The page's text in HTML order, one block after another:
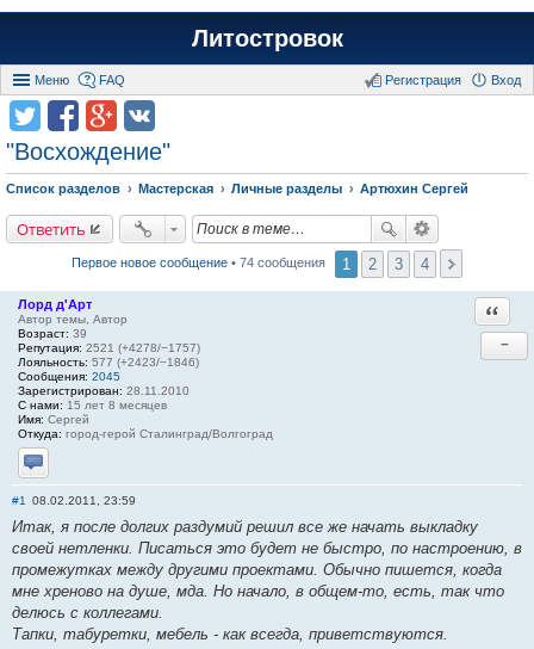
Литостровок
Меню FAQ Вход
Регистрация
"Восхождение"
Список разделов Мастерская Личные разделы Артюхин Сергей
Ответить
Первое новое сообщение • 74 сообщения 1 2 3 4
Лорд д'Арт
Автор темы, Автор
Возраст: 39
Репутация: 2521 (+4278/−1757)
Лояльность: 577 (+2423/−1846)
Сообщения: 2045
Зарегистрирован: 28.11.2010
С нами: 15 лет 8 месяцев
Имя: Сергей
Откуда: город-герой Сталинград/Волгоград
Отправить личное сообщение
−
#1 08.02.2011, 23:59
Итак, я после долгих раздумий решил все же начать выкладку
своей нетленки. Писаться это будет не быстро, по настроению, в
промежутках между другими проектами. Обычно пишется, когда
мне хреново на душе, мда. Но начало, в общем-то, есть, так что
делюсь с коллегами.
Тапки, табуретки, мебель - как всегда, приветствуются.